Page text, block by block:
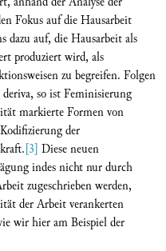
Fokus auf die Hausarbeit
dazu auf, die Hausarbeit als
produziert wird, als
zu begreifen. Folgen
so ist Feminisierung
markierte Formen von
der
[3] Diese neuen
indes nicht nur durch
zugeschrieben werden,
der Arbeit verankerten
wir hier am Beispiel der